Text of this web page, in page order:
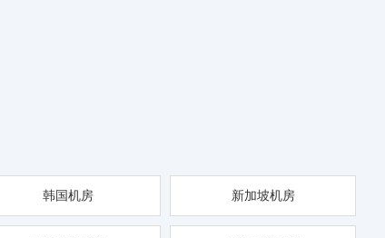
韩国机房 新加坡机房